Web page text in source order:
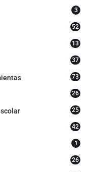
3
52
13
37
73
26
25
42
1
26